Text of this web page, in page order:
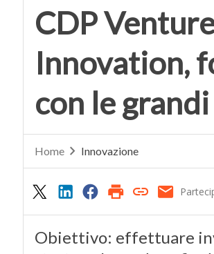
CDP
Innovation,
con le
Home Innovazione
Obiettivo: effettuare